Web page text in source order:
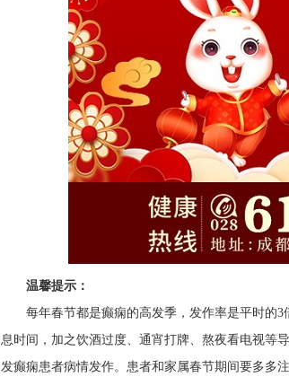
温馨提示：
每年春节都是癫痫的高发季，发作率是平时的
息时间，加之饮酒过度、通宵打牌、熬夜看电视等
发癫痫患者病情发作。患者和家属春节期间要多多注